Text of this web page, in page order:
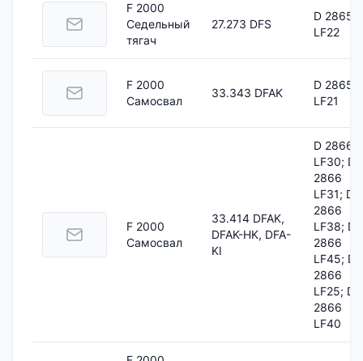
F 2000
Седельный
тягач
27.273 DFS
D 2865
LF22
F 2000
Самосвал
33.343 DFAK
D 2865
LF21
F 2000
Самосвал
33.414 DFAK,
DFAK-HK, DFA-
KI
D 2866
LF30; D
2866
LF31; D
2866
LF38; D
2866
LF45; D
2866
LF25; D
2866
LF40